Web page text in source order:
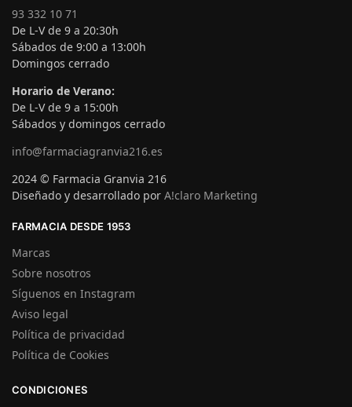
93 332 10 71
De L-V de 9 a 20:30h
Sábados de 9:00 a 13:00h
Domingos cerrado
Horario de Verano:
De L-V de 9 a 15:00h
Sábados y domingos cerrado
info@farmaciagranvia216.es
2024 © Farmacia Granvia 216
Diseñado y desarrollado por A!claro Marketing
FARMACIA DESDE 1953
Marcas
Sobre nosotros
Síguenos en Instagram
Aviso legal
Política de privacidad
Política de Cookies
CONDICIONES